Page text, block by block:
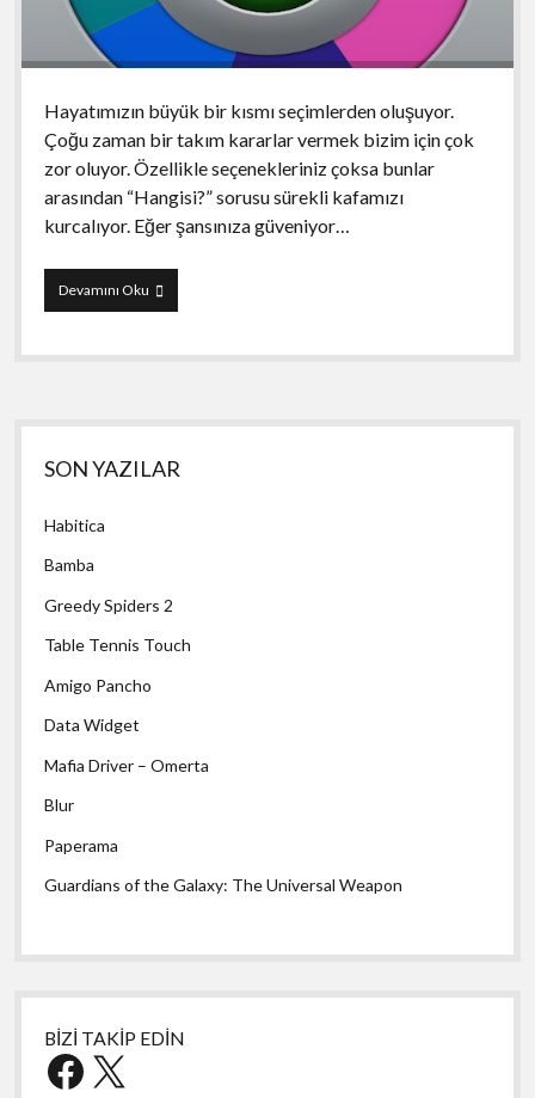
Hayatımızın büyük bir kısmı seçimlerden oluşuyor.
Çoğu zaman bir takım kararlar vermek bizim için çok
zor oluyor. Özellikle seçenekleriniz çoksa bunlar
arasından “Hangisi?” sorusu sürekli kafamızı
kurcalıyor. Eğer şansınıza güveniyor…
Devamını OkuDecide
Now!
Yan
Menü
SON YAZILAR
Habitica
Bamba
Greedy Spiders 2
Table Tennis Touch
Amigo Pancho
Data Widget
Mafia Driver – Omerta
Blur
Paperama
Guardians of the Galaxy: The Universal Weapon
BİZİ TAKİP EDİN
Facebook
X